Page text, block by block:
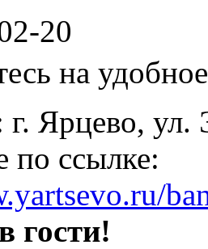
20
на
Ярцево, ул.
по ссылке:
гости!